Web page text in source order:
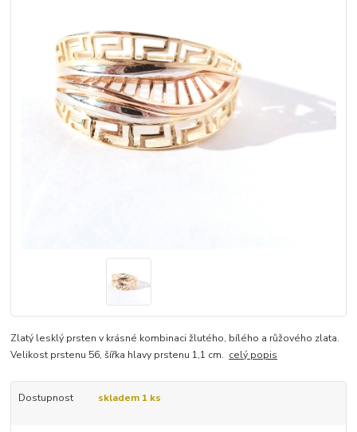
Zlatý lesklý prsten v krásné kombinaci žlutého, bílého a růžového zlata.
Velikost prstenu 56, šířka hlavy prstenu 1,1 cm. celý popis
Dostupnost skladem 1 ks